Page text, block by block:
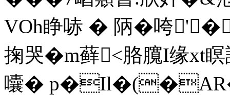
VOh睁哧 � 陃�咵
掬哭�m藓<胳臗I缘xt瞑
囔� p�Il�(�AR�:F